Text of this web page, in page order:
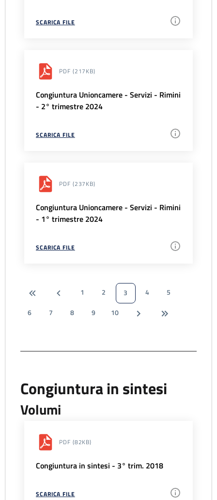
SCARICA FILE
PDF (217KB)
Congiuntura Unioncamere - Servizi - Rimini
- 2° trimestre 2024
SCARICA FILE
PDF (237KB)
Congiuntura Unioncamere - Servizi - Rimini
- 1° trimestre 2024
SCARICA FILE
1 2 3 4
5
6
7 8 9 10
Congiuntura in sintesi
Volumi
PDF (82KB)
Congiuntura in sintesi - 3° trim. 2018
SCARICA FILE